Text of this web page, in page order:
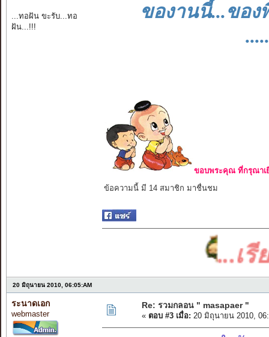
...ทอฝัน ขะรับ...ทอ
ฝัน...!!!
ของานนี้...ของ
ขอบพระคุณ ที่กรุณาเ
ข้อความนี้ มี 14 สมาชิก มาชื่นชม
...เรียง
20 มิถุนายน 2010, 06:05:AM
ระนาดเอก
webmaster
Re: รวมกลอน " masapaer "
« ตอบ #3 เมื่อ: 20 มิถุนายน 2010,